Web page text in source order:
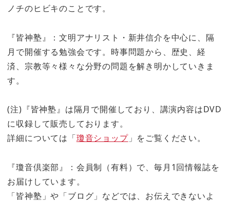
ノチのヒビキのことです。
『皆神塾』：文明アナリスト・新井信介を中心に、隔
月で開催する勉強会です。時事問題から、歴史、経
済、宗教等々様々な分野の問題を解き明かしていきま
す。
(注)『皆神塾』は隔月で開催しており、講演内容はDVD
に収録して販売しております。
詳細については「瓊音ショップ」をご覧ください。
『瓊音倶楽部』：会員制（有料）で、毎月1回情報誌を
お届けしています。
「皆神塾」や「ブログ」などでは、お伝えできないよ